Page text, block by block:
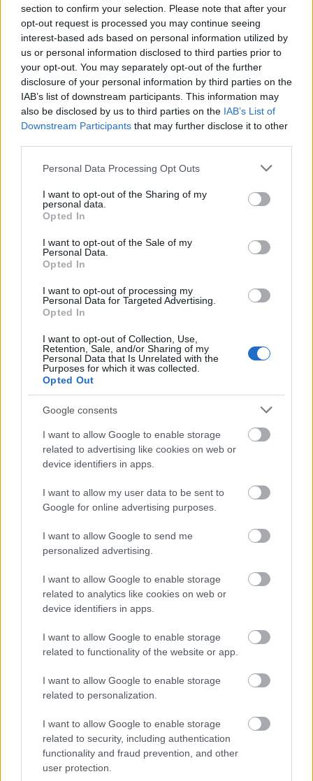
section to confirm your selection. Please note that after your
opt-out request is processed you may continue seeing
interest-based ads based on personal information utilized by
us or personal information disclosed to third parties prior to
your opt-out. You may separately opt-out of the further
disclosure of your personal information by third parties on the
IAB’s list of downstream participants. This information may
also be disclosed by us to third parties on the IAB’s List of
Downstream Participants that may further disclose it to other
Please note that this website/app uses one or more Google
not limited to your visit or usage behaviour. You may click to
grant or deny consent to Google and its third-party tags to
use your data for below specified purposes in below Google
consent section.
Personal Data Processing Opt Outs
I want to opt-out of the Sharing of my
personal data.
Opted In
I want to opt-out of the Sale of my
Personal Data.
Opted In
I want to opt-out of processing my
Personal Data for Targeted Advertising.
Opted In
I want to opt-out of Collection, Use,
Retention, Sale, and/or Sharing of my
Personal Data that Is Unrelated with the
Purposes for which it was collected.
Opted Out
Google consents
I want to allow Google to enable storage
related to advertising like cookies on web or
device identifiers in apps.
I want to allow my user data to be sent to
Google for online advertising purposes.
I want to allow Google to send me
personalized advertising.
I want to allow Google to enable storage
related to analytics like cookies on web or
device identifiers in apps.
I want to allow Google to enable storage
related to functionality of the website or app.
I want to allow Google to enable storage
related to personalization.
I want to allow Google to enable storage
related to security, including authentication
functionality and fraud prevention, and other
user protection.
HÍREK 2024. DEC. 17.
Idén 0,3-0,7 százalék közötti, jövőre három
százalék feletti gazdasági növekedéssel és
3,3-4,1 százalékos inflációval számol a
jegybank - mondta Virág Barnabás, a
Magyar Nemzeti Bank alelnöke a mai
kamatdöntést követő sajtótájékoztatón.
Huzamosabb ideig maradhata jelenlegi
szintremindaddig szükség van, amíg a
pénzpiaci folyamatok ezt indokolják - mondta
Virág Barnabás.
Az új Inflációs Jelentéssel kapcsolatban
kiemelte: jövőre az eddigi becslésnél fél
előre, így 3,6-4,1 százalékos inflációra
Az inflációs kockázatok szempontjából sok
változás történt szeptember óta: a
feltörekvő piacokról kivonják a tőkét,
miközben a dollár erősödik.